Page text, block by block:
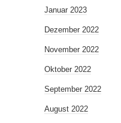
Januar 2023
Dezember 2022
November 2022
Oktober 2022
September 2022
August 2022